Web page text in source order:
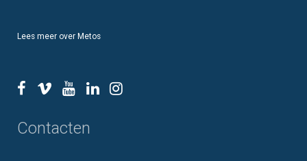
Lees meer over Metos
Contacten